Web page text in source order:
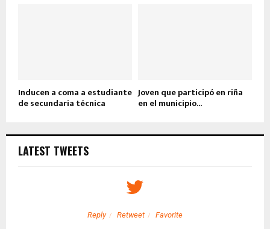
Inducen a coma a estudiante
de secundaria técnica
Joven que participó en riña
en el municipio...
LATEST TWEETS
Reply Retweet Favorite